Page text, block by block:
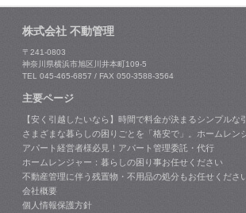
株式会社 不動管理
〒241-0803
神奈川県横浜市旭区川井本町109-5
TEL 045-465-6857 / FAX 050-3588-3564
主要ページ
【安く引越したいなら】時間で料金が決まるシンプルな
さまざまな暮らしの困りごとを「格安で」。ホームレン
アパート経営者様必見！アパート管理委託・代行
ホームレンジャー：暮らしの困り事お任せください
不動産管理に伴う残置物・不用品の処分もお任せくださ
会社概要
個人情報保護方針